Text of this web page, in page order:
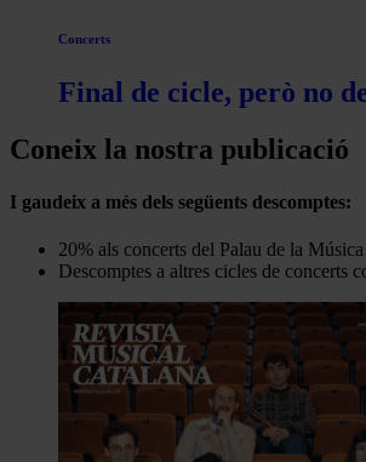
Concerts
Final de cicle, però no
Coneix la nostra publicació
I gaudeix a més dels següents descomptes:
20% als concerts del Palau de la
Descomptes a altres cicles de concerts